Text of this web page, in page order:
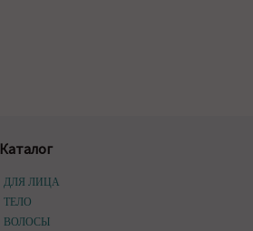
Каталог
ДЛЯ ЛИЦА
ТЕЛО
ВОЛОСЫ